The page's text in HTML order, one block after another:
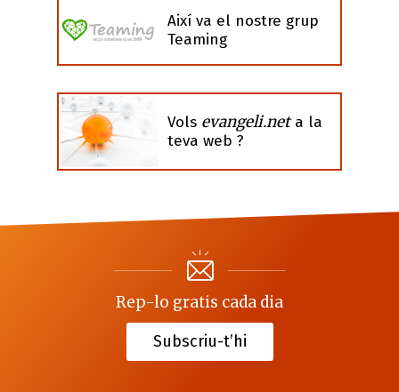
Així va el nostre grup
Teaming
Vols evangeli.neta la
teva web ?
Rep-lo gratis cada dia
Subscriu-t’hi